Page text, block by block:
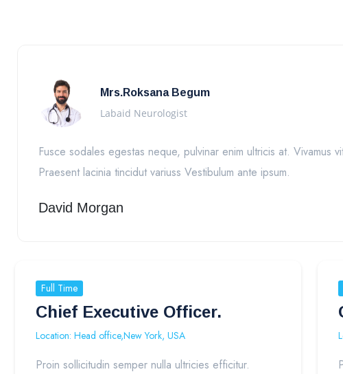
Mrs.Roksana Begum
Labaid Neurologist
Fusce sodales egestas neque, pulvinar enim ultricis at. Vivamus
Praesent lacinia tincidut variuss Vestibulum ante ipsum.
David Morgan
Full Time
Chief Executive Officer.
Location: Head office,New York, USA
Proin sollicitudin semper nulla ultricies efficitur.